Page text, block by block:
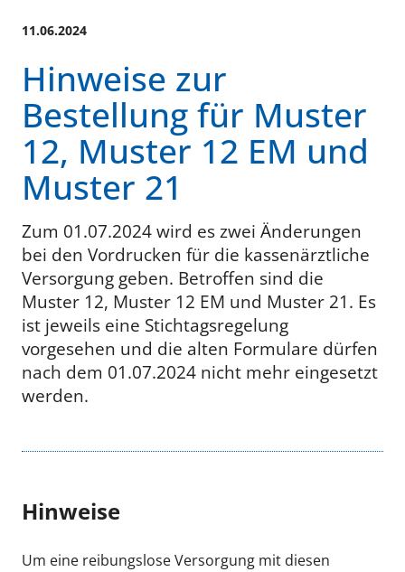
11.06.2024
Hinweise zur
Bestellung für Muster
12, Muster 12 EM und
Muster 21
Zum 01.07.2024 wird es zwei Änderungen
bei den Vordrucken für die kassenärztliche
Versorgung geben. Betroffen sind die
Muster 12, Muster 12 EM und Muster 21. Es
ist jeweils eine Stichtagsregelung
vorgesehen und die alten Formulare dürfen
nach dem 01.07.2024 nicht mehr eingesetzt
werden.
Hinweise
Um eine reibungslose Versorgung mit diesen